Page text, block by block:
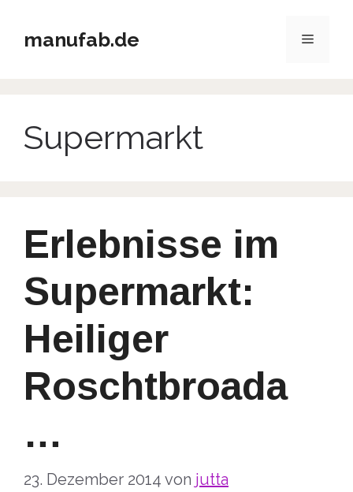
Inhaltmanufab.de Menü
Supermarkt
Erlebnisse im
Supermarkt:
Heiliger
Roschtbroada
…
23. Dezember 2014 von jutta